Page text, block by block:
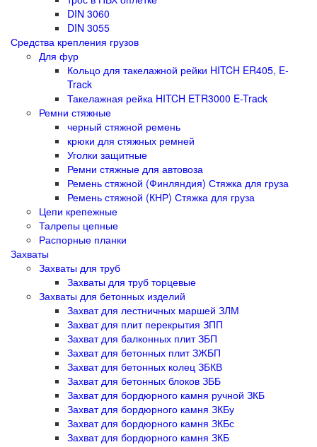
DIN 3060
DIN 3055
Средства крепления грузов
Для фур
Кольцо для такелажной рейки HITCH ER405, E-
Track
Такелажная рейка HITCH ETR3000 E-Track
Ремни стяжные
черный стяжной ремень
крюки для стяжных ремней
Уголки защитные
Ремни стяжные для автовоза
Ремень стяжной (Финляндия) Стяжка для груза
Ремень стяжной (КНР) Стяжка для груза
Цепи крепежные
Талрепы цепные
Распорные планки
Захваты
Захваты для труб
Захваты для труб торцевые
Захваты для бетонных изделий
Захват для лестничных маршей ЗЛМ
Захват для плит перекрытия ЗПП
Захват для балконных плит ЗБП
Захват для бетонных плит ЗЖБП
Захват для бетонных колец ЗБКВ
Захват для бетонных блоков ЗББ
Захват для бордюрного камня ручной ЗКБ
Захват для бордюрного камня ЗКБу
Захват для бордюрного камня ЗКБс
Захват для бордюрного камня ЗКБ